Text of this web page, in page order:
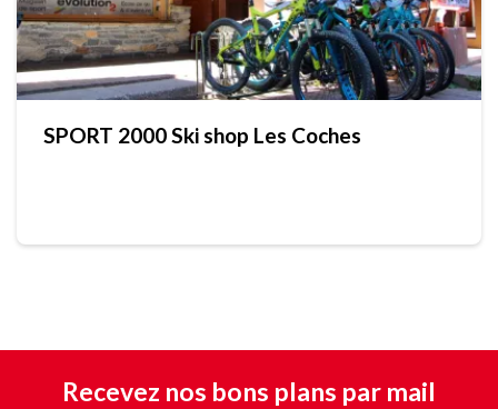
SPORT 2000 Ski shop Les Coches
Recevez nos bons plans par mail